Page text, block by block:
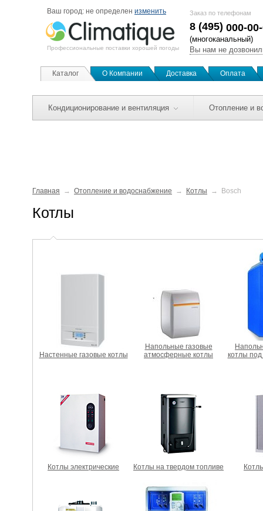
Ваш город: не определен изменить
Профессиональные поставки хорошей погоды
Заказ по телефонам
8 (495) 000-
(многоканальный)
Вы нам не
Каталог О Компании Доставка Оплата
Кондиционирование и вентиляция Отопление и
Главная Отопление и водоснабжение Котлы Bosch
Котлы
Настенные газовые котлы
Напольные газовые
атмосферные котлы
котлы под
Котлы электрические Котлы на твердом топливе